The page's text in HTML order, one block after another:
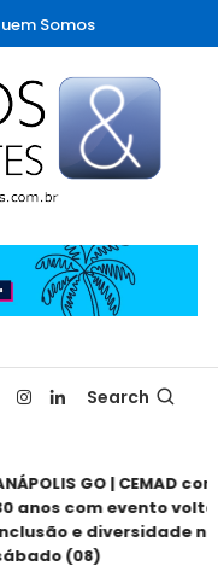
Somos
Search
GO | CEMAD
anos com evento
e diversidade
(08)